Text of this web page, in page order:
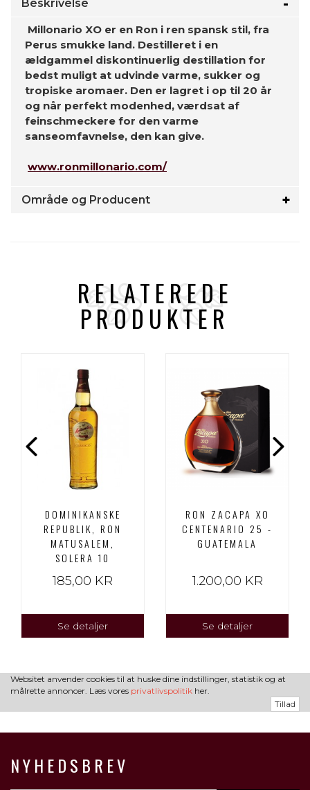
Beskrivelse
Millonario XO er en Ron i ren spansk stil, fra
Perus smukke land. Destilleret i en
ældgammel diskontinuerlig destillation for
bedst muligt at udvinde varme, sukker og
tropiske aromaer. Den er lagret i op til 20 år
og når perfekt modenhed, værdsat af
feinschmeckere for den varme
sanseomfavnelse, den kan give.
www.ronmillonario.com/
Område og Producent
RELATEREDE
PRODUKTER
DOMINIKANSKE
REPUBLIK, RON
MATUSALEM,
SOLERA 10
185,00 KR
Se detaljer
RON ZACAPA XO
CENTENARIO 25 -
GUATEMALA
1.200,00 KR
Se detaljer
Websitet anvender cookies til at huske dine indstillinger, statistik og at
målrette annoncer. Læs vores privatlivspolitik her.
Tillad
NYHEDSBREV